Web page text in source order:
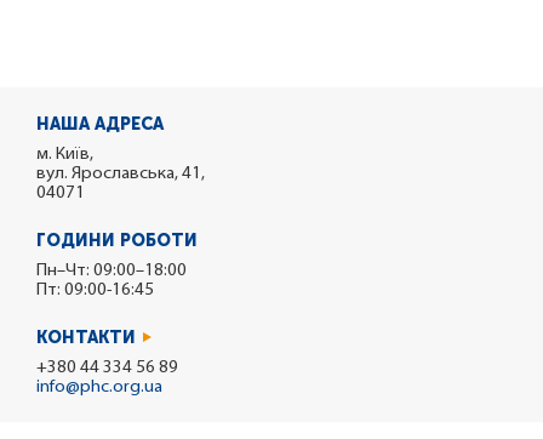
НАША АДРЕСА
м. Київ,
вул. Ярославська, 41,
04071
ГОДИНИ РОБОТИ
Пн–Чт: 09:00–18:00
Пт: 09:00-16:45
КОНТАКТИ
+380 44 334 56 89
info@phc.org.ua